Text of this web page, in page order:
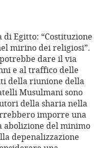
Egitto: “Costituzione
mirino dei religiosi”.
dare il via
e al traffico delle
della riunione della
Musulmani sono
della sharia nella
imporre una
abolizione del minimo
depenalizzazione